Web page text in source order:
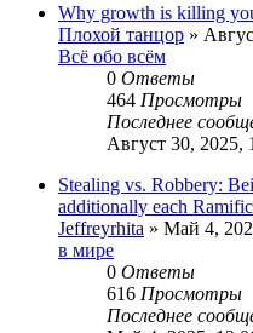
Why growth is killing
Плохой танцор »
Всё обо всём
0 Ответы
464 Просмотры
Последнее
Август 30, 2025,
Stealing vs. Robbery:
additionally each
Jeffreyrhita » Май 4,
в мире
0 Ответы
616 Просмотры
Последнее